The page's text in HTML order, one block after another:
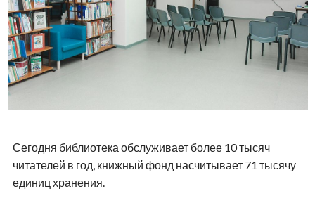
Сегодня библиотека обслуживает более 10 тысяч
читателей в год, книжный фонд насчитывает 71 тысячу
единиц хранения.